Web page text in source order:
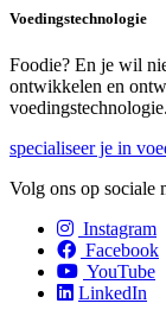
Voedingstechnologie
Foodie? En je wil
ontwikkelen en
voedingstechnologie.
specialiseer je in
Volg ons op sociale
Instagram
Facebook
YouTube
LinkedIn